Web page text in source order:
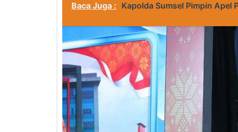
Baca Juga : Kapolda Sumsel Pimpin Apel